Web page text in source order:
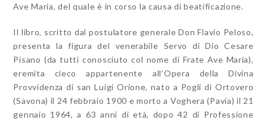
Ave Maria, del quale è in corso la causa di beatificazione.
Il libro, scritto dal postulatore generale Don Flavio Peloso,
presenta la figura del vene­rabile Servo di Dio Cesare
Pisano (da tutti conosciuto col nome di Frate Ave Maria),
eremita cieco appartenente all’Opera della Divina
Provvidenza di san Luigi Orione, nato a Pogli di Or­tovero
(Savona) il 24 febbraio 1900 e morto a Voghera (Pavia) il 21
gennaio 1964, a 63 anni di età, dopo 42 di Pro­fessione